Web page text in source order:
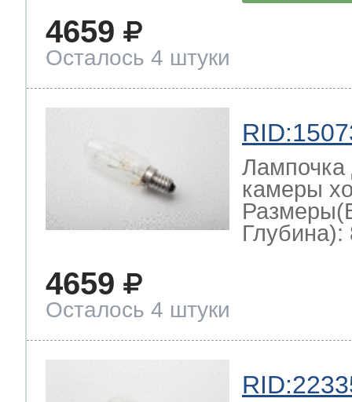
4659
Осталось 4 штуки
Лампочка
камеры
Глубина):
4659
Осталось 4 штуки